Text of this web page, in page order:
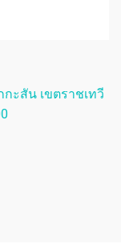
ะสัน เขตราชเทวี